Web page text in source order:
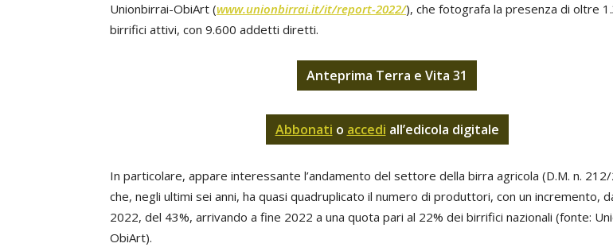
Unionbirrai-ObiArt (www.unionbirrai.it/it/report-2022/), che fotografa la presenza di oltre
birrifici attivi, con 9.600 addetti diretti.
Anteprima Terra e Vita 31
Abbonati o accedi all’edicola digitale
In particolare, appare interessante l’andamento del settore della birra agricola (D.M. n.
che, negli ultimi sei anni, ha quasi quadruplicato il numero di produttori, con un incremento,
2022, del 43%, arrivando a fine 2022 a una quota pari al 22% dei birrifici nazionali (fonte:
ObiArt).